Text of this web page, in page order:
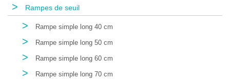
> Rampes de seuil
> Rampe simple long 40 cm
> Rampe simple long 50 cm
> Rampe simple long 60 cm
> Rampe simple long 70 cm